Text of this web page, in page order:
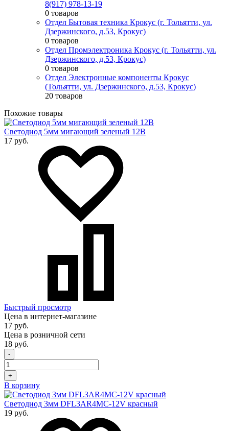
8(917) 978-13-19
0 товаров
Отдел Бытовая техника Крокус (г. Тольятти, ул.
Дзержинского, д.53, Крокус)
0 товаров
Отдел Промэлектроника Крокус (г. Тольятти, ул.
Дзержинского, д.53, Крокус)
0 товаров
Отдел Электронные компоненты Крокус
(Тольятти, ул. Дзержинского, д.53, Крокус)
20 товаров
Похожие товары
Светодиод 5мм мигающий зеленый 12В
17 руб.
Быстрый просмотр
Цена в интернет-магазине
17 руб.
Цена в розничной сети
18 руб.
-
+
В корзину
Светодиод 3мм DFL3AR4MC-12V красный
19 руб.